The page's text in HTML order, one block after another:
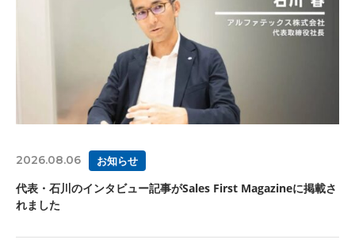
2026.08.06 お知らせ
代表・石川のインタビュー記事がSales First Magazineに掲載さ
れました